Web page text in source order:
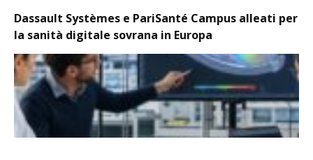
Dassault Systèmes e PariSanté Campus alleati per
la sanità digitale sovrana in Europa